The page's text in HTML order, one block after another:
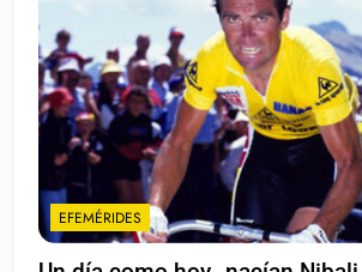
EFEMÉRIDES